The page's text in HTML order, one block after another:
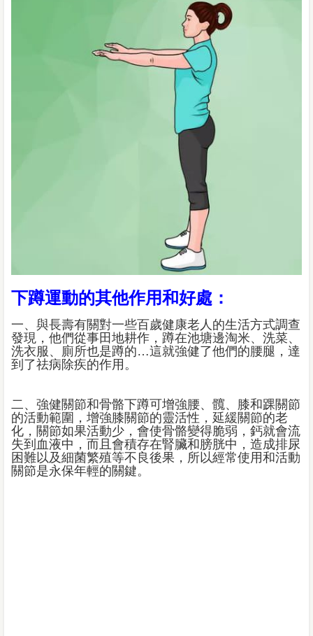
下蹲運動的其他作用和好處：
一、與長壽有關對一些百歲健康老人的生活方式調查
發現，他們從事田地耕作，蹲在池塘邊淘米、洗菜、
洗衣服、廁所也是蹲的…這就強健了他們的腰腿，達
到了祛病除疾的作用。
二、強健關節和骨骼下蹲可增強腰、髖、膝和踝關節
的活動範圍，增強膝關節的靈活性，延緩關節的老
化，關節如果活動少，會使骨骼變得脆弱，鈣就會流
失到血液中，而且會積存在腎臟和膀胱中，造成排尿
困難以及細菌繁殖等不良後果，所以經常使用和活動
關節是永保年輕的關鍵。